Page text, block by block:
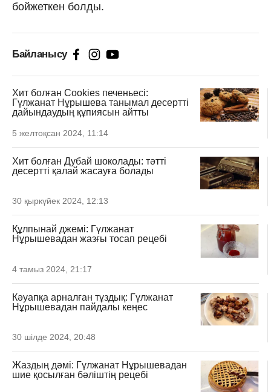
бойжеткен болды.
Байланысу
Хит болған Cookies печеньесі:
Гүлжанат Нұрышева танымал десертті
дайындаудың құпиясын айтты
5 желтоқсан 2024, 11:14
Хит болған Дубай шоколады: тәтті
десертті қалай жасауға болады
30 қыркүйек 2024, 12:13
Құлпынай джемі: Гүлжанат
Нұрышевадан жазғы тосап рецебі
4 тамыз 2024, 21:17
Кәуапқа арналған тұздық: Гүлжанат
Нұрышевадан пайдалы кеңес
30 шілде 2024, 20:48
Жаздың дәмі: Гүлжанат Нұрышевадан
шие қосылған бәліштің рецебі